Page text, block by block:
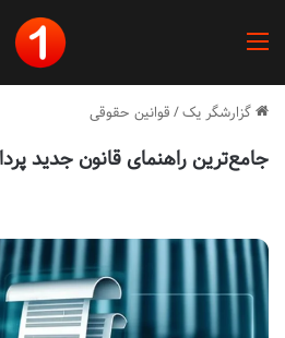
گزارشگر یک/ قوانین حقوقی
جامع‌ترین راهنمای قانون جدید